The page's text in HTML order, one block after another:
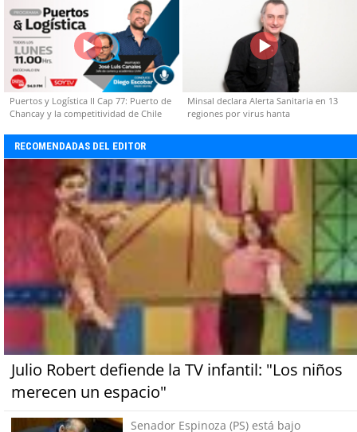
Puertos y Logística II Cap 77: Puerto de
Chancay y la competitividad de Chile
Minsal declara Alerta Sanitaria en 13
regiones por virus hanta
RECOMENDADAS DEL EDITOR
Julio Robert defiende la TV infantil: "Los niños
merecen un espacio"
Senador Espinoza (PS) está bajo